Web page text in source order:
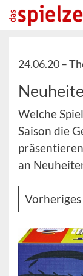
24.06.20 –
Welche
Saison die
an